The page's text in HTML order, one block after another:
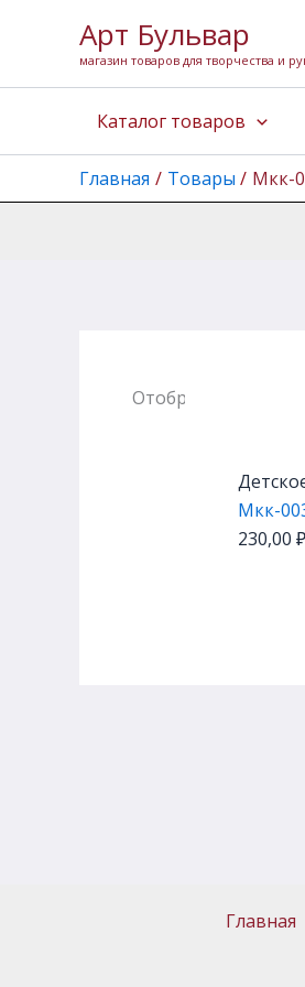
содержимому
Арт Бульвар
магазин товаров для творчества и
Каталог товаров
Главная Товары Мкк-
Отображение
Мкк-
230,00 ₽
Главная